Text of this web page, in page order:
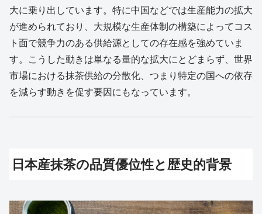
大に乗り出しています。特に中国などでは生産能力の拡大
が進められており、大規模な生産体制の構築によってコス
ト面で競争力のある供給源としての存在感を強めていま
す。こうした動きは単なる量的な拡大にとどまらず、世界
市場における抹茶供給の分散化、つまり特定の国への依存
を減らす動きを促す要因にもなっています。
日本産抹茶の品質優位性と歴史的背景